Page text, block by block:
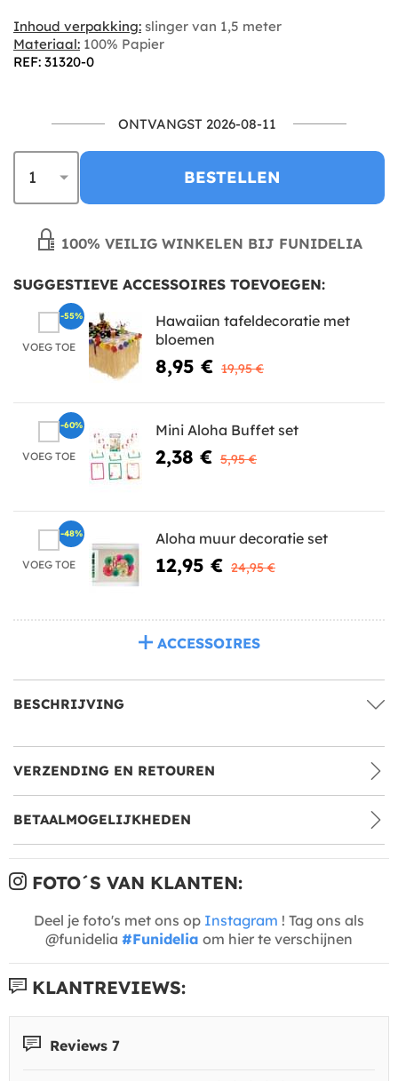
Inhoud verpakking: slinger van 1,5 meter
Materiaal: 100% Papier
REF: 31320-0
ONTVANGST 2026-08-11
BESTELLEN
100% VEILIG WINKELEN BIJ FUNIDELIA
SUGGESTIEVE ACCESSOIRES TOEVOEGEN:
VOEG TOE
Hawaiian tafeldecoratie met
bloemen
8,95 € 19,95 €
-55%
VOEG TOE
Mini Aloha Buffet set
2,38 € 5,95 €
-60%
VOEG TOE
Aloha muur decoratie set
12,95 € 24,95 €
-48%
ACCESSOIRES
BESCHRIJVING
VERZENDING EN RETOUREN
BETAALMOGELIJKHEDEN
FOTO´S VAN KLANTEN:
Deel je foto's met ons op Instagram ! Tag ons als
@funidelia #Funidelia om hier te verschijnen
KLANTREVIEWS:
Reviews 7